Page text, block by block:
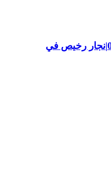
نجار في عجمان |0545574752|نجار رخيص في